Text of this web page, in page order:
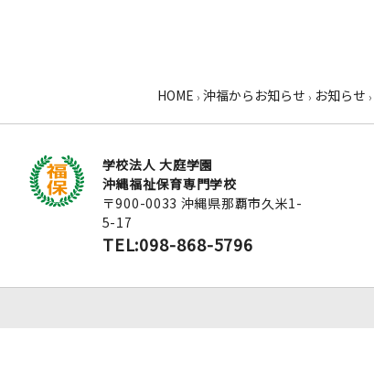
HOME › 沖福からお知らせ › お知らせ ›
学校法人 大庭学園
沖縄福祉保育専門学校
〒900-0033 沖縄県那覇市久米1-
5-17
TEL:098-868-5796